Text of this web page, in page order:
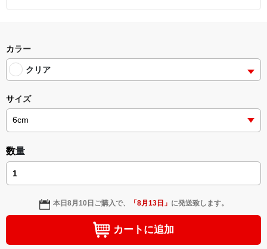
カラー
クリア
サイズ
数量
本日8月10日 ご購入で、 「8月13日 」 に発送致します。
カートに追加